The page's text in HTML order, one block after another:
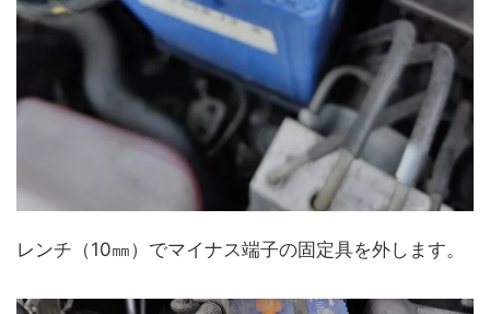
レンチ（10㎜）でマイナス端子の固定具を外します。